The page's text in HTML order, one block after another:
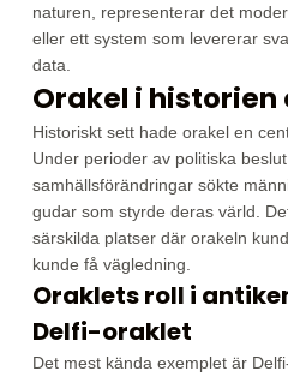
naturen, representerar det
eller ett system som levererar
data.
Orakel i
Historiskt sett hade orakel en
Under perioder av politiska
samhällsförändringar sökte
gudar som styrde deras värld.
särskilda platser där orakeln
kunde få vägledning.
Oraklets roll i
Delfi-oraklet
Det mest kända exemplet är